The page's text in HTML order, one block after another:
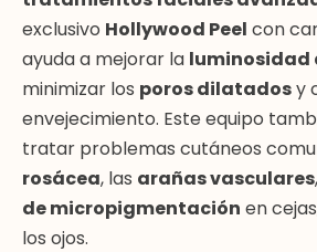
exclusivo Hollywood Peel con
ayuda a mejorar la luminosidad
minimizar los poros dilatadosy
envejecimiento. Este equipo
tratar problemas cutáneos
rosácea, las arañas vasculares
de micropigmentación en
los ojos.